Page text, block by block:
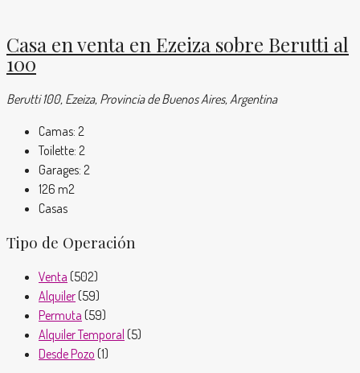
Casa en venta en Ezeiza sobre Berutti al
100
Berutti 100, Ezeiza, Provincia de Buenos Aires, Argentina
Camas: 2
Toilette: 2
Garages: 2
126 m2
Casas
Tipo de Operación
Venta (502)
Alquiler(59)
Permuta (59)
Alquiler Temporal (5)
Desde Pozo (1)